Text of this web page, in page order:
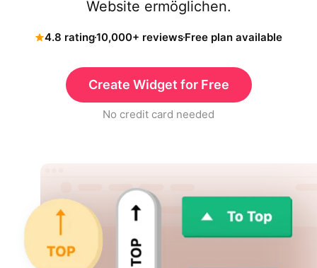
Website ermöglichen.
4.8 rating10,000+ reviewsFree plan available
Create Widget for Free
No credit card needed